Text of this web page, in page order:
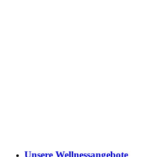
Unsere Wellnessangebote